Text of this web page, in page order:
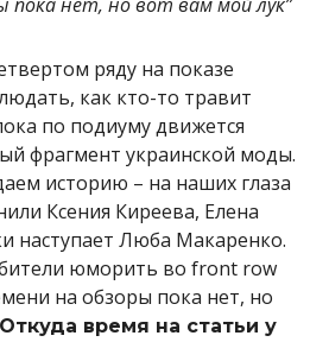
ряду на показе
как кто-то травит
по подиуму движется
фрагмент украинской моды.
историю – на наших глаза
Ксения Киреева, Елена
наступает Люба Макаренко.
юморить во front row
на обзоры пока нет, но
Откуда время на статьи у